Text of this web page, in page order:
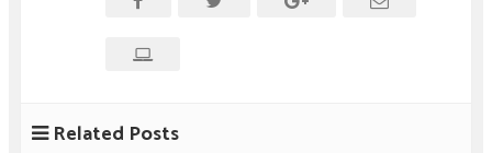
Related Posts